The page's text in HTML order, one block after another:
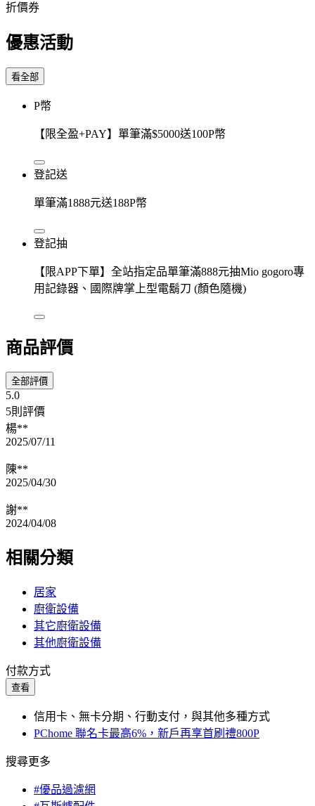
折價券
優惠活動
看全部
P幣
【限全盈+PAY】單筆滿$5000送100P幣
登記送
單筆滿1888元送188P幣
登記抽
【限APP下單】全站指定品單筆滿888元抽Mio gogoro專
用記錄器、國際牌掌上型電鬍刀 (顏色隨機)
商品評價
全部評價
5.0
5則評價
楊**
2025/07/11
陳**
2025/04/30
謝**
2024/04/08
相關分類
居家
廚衛設備
其它廚衛設備
其他廚衛設備
付款方式
查看
信用卡、無卡分期、行動支付，與其他多種方式
PChome 聯名卡最高6%，新戶再享首刷禮800P
搜尋更多
#優品過濾網